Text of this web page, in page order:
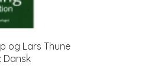
og Lars Thune
Dansk